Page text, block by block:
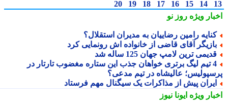
14
15
16
17
18
19
20
ویژهروز نو
رامین رضاییان به مدیران استقلال؟
آقای قاضی از خانواده اش رونمایی کرد
ترین لامپ جهان 125 ساله شد
4 تیم لیگ برتری خواهان جذب این ستاره مغضوب تارتار در
عالیشاه در تیم مدعی؟
پیش از مذاکرات یک سیگنال مهم فرستاد
ویژهایونا نیوز